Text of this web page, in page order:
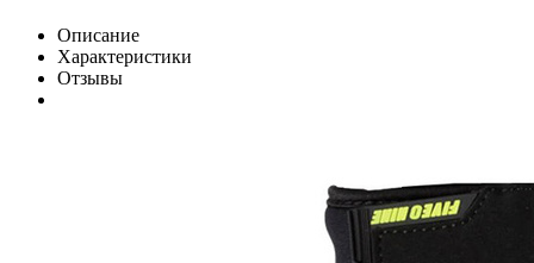
Описание
Характеристики
Отзывы